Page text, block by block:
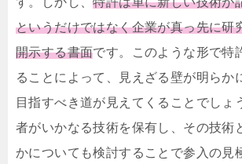
というだけではなく企業が真っ先に研
開示する書面です。このような形で特
ることによって、見えざる壁が明らか
目指すべき道が見えてくることでしょ
者がいかなる技術を保有し、その技術
かについても検討することで参入の見